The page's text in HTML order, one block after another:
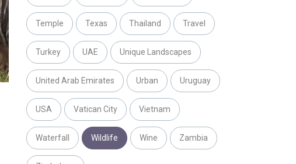
Temple Texas Thailand Travel
Turkey UAE Unique Landscapes
United Arab Emirates Urban Uruguay
USA Vatican City Vietnam
Waterfall Wildlife Wine Zambia